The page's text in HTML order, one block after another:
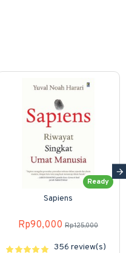
Ready
Sapiens
Rp90,000 Rp125,000
356 review(s)